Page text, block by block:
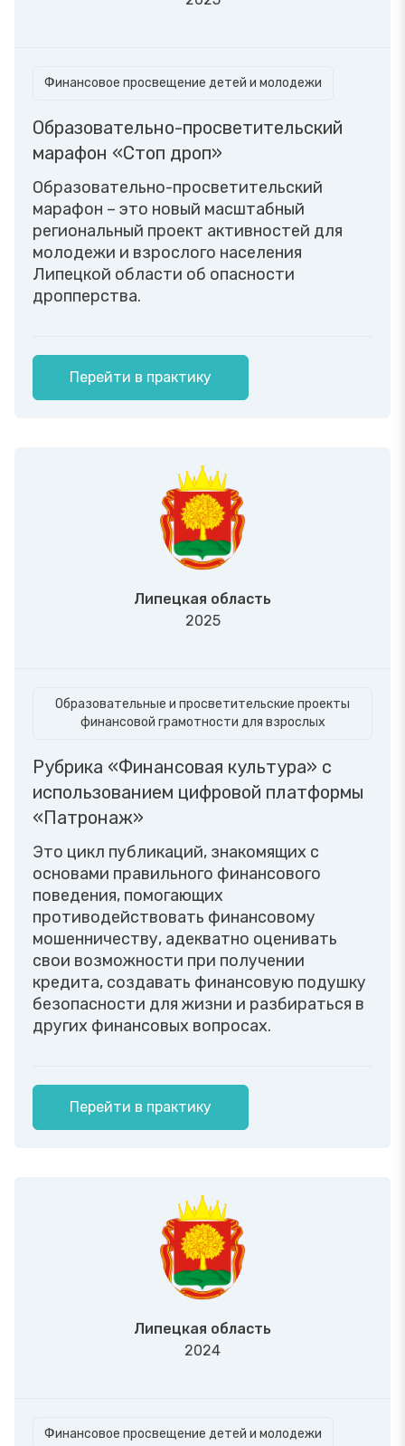
Финансовое просвещение детей и молодежи
Образовательно-просветительский
марафон «Стоп дроп»
Образовательно-просветительский
марафон – это новый масштабный
региональный проект активностей для
молодежи и взрослого населения
Липецкой области об опасности
дропперства.
Перейти в практику
Липецкая область
2025
Образовательные и просветительские проекты
финансовой грамотности для взрослых
Рубрика «Финансовая культура» с
использованием цифровой платформы
«Патронаж»
Это цикл публикаций, знакомящих с
основами правильного финансового
поведения, помогающих
противодействовать финансовому
мошенничеству, адекватно оценивать
свои возможности при получении
кредита, создавать финансовую подушку
безопасности для жизни и разбираться в
других финансовых вопросах.
Перейти в практику
Липецкая область
2024
Финансовое просвещение детей и молодежи